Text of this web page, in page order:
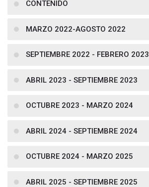
CONTENIDO
MARZO 2022-AGOSTO 2022
SEPTIEMBRE 2022 - FEBRERO 2023
ABRIL 2023 - SEPTIEMBRE 2023
OCTUBRE 2023 - MARZO 2024
ABRIL 2024 - SEPTIEMBRE 2024
OCTUBRE 2024 - MARZO 2025
ABRIL 2025 - SEPTIEMBRE 2025